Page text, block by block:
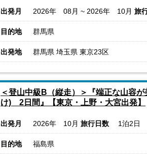
出発月 2026年 08月 ~ 2026年 10月 旅
目的地 群馬県
出発地 群馬県 埼玉県 東京23区
＜登山中級B（縦走）＞『端正な山容
け) 2日間』【東京・上野・大宮出発】
出発月 2026年 10月 旅行日数 1泊2日
目的地 福島県